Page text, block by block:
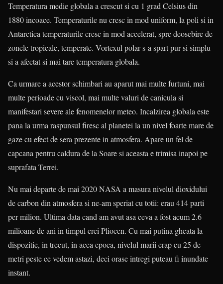
Temperatura medie globala a crescut si cu 1 grad Celsius din
1880 incoace. Temperaturile nu cresc in mod uniform, la poli si in
Antarctica temperaturile cresc in mod accelerat, spre deosebire de
zonele tropicale, temperate. Vortexul polar s-a spart pur si simplu
si a afectat si mai tare temperatura globala.
Ca urmare a acestor schimbari au aparut mai multe furtuni, mai
multe perioade cu viscol, mai multe valuri de canicula si
manifestari severe ale fenomenelor meteo. Incalzirea globala este
pana la urma raspunsul firesc al planetei la un nivel foarte mare de
gaze cu efect de sera prezente in atmosfera. Apare un fel de
capcana pentru caldura de la Soare si aceasta e trimisa inapoi pe
suprafata Terrei.
Nu mai departe de mai 2020 NASA a masura nivelul dioxidului
de carbon din atmosfera si ne-am speriat cu totii: erau 414 parti
per milion. Ultima data cand am avut asa ceva a fost acum 2.6
milioane de ani in timpul erei Pliocen. Cu mai putina gheata la
dispozitie, in trecut, in acea epoca, nivelul marii erap cu 25 de
metri peste ce vedem astazi, deci orase intregi puteau fi inundate
instant.